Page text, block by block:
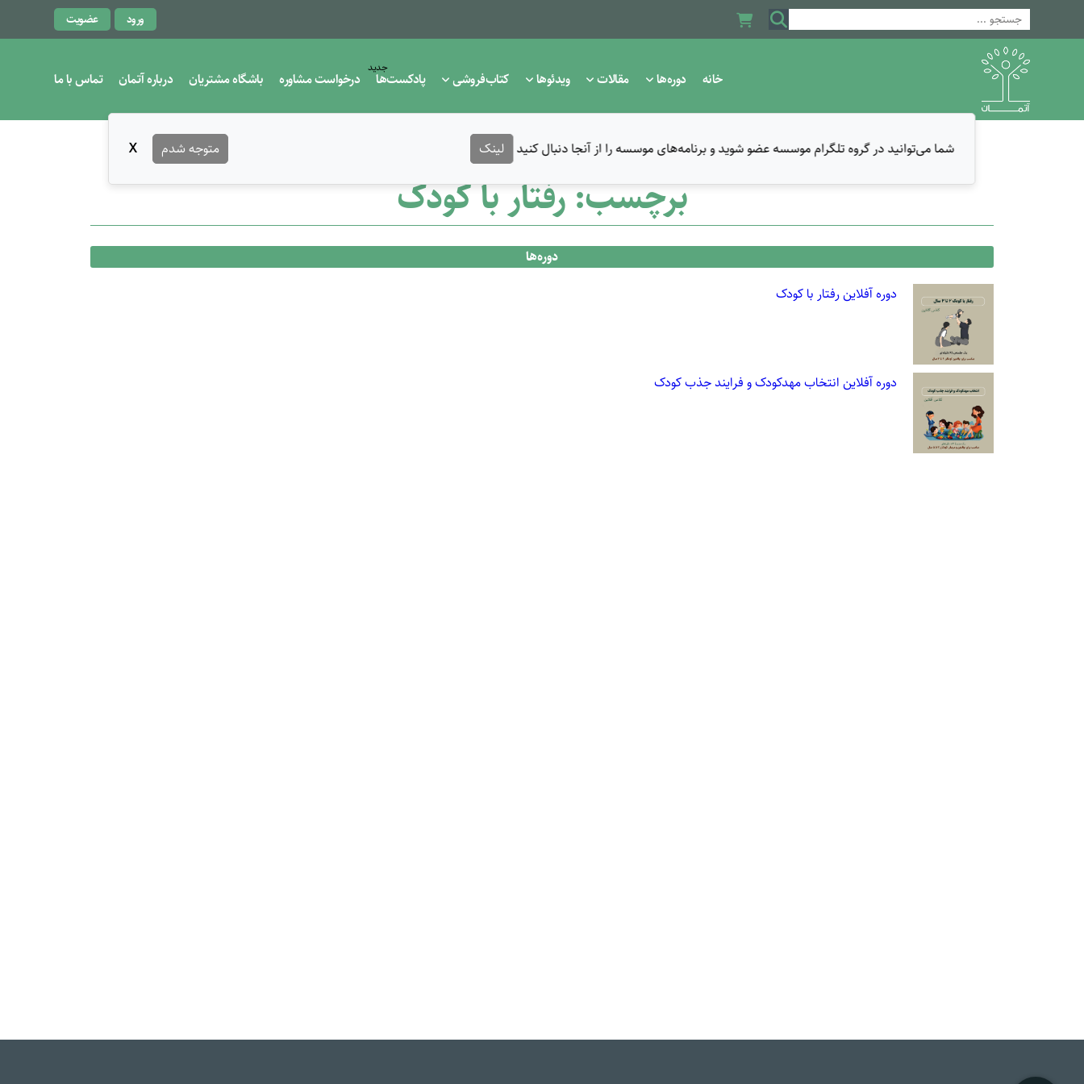
ورود عضویت
خانه دوره‌ها مقالات ویدئوها کتاب‌فروشی پادکست‌ها
جدید
درخواست مشاوره باشگاه مشتریان درباره آتمان تماس با ما
شما می‌توانید در گروه تلگرام موسسه عضو شوید و برنامه‌های موسسه را از آنجا دنبال کنید لینک متوجه شدم X
برچسب: رفتار با کودک
دوره‌ها
دوره آفلاین رفتار با کودک
دوره آفلاین انتخاب مهدکودک و فرایند جذب کودک